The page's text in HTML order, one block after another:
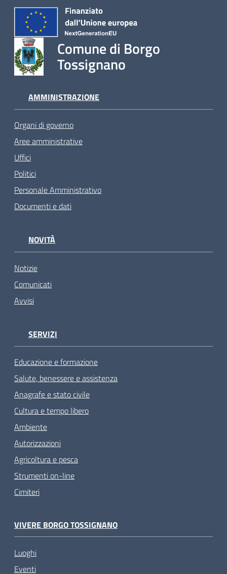
Comune di Borgo
Tossignano
AMMINISTRAZIONE
Organi di governo
Aree amministrative
Uffici
Politici
Personale Amministrativo
Documenti e dati
NOVITÀ
Notizie
Comunicati
Avvisi
SERVIZI
Educazione e formazione
Salute, benessere e assistenza
Anagrafe e stato civile
Cultura e tempo libero
Ambiente
Autorizzazioni
Agricoltura e pesca
Strumenti on-line
Cimiteri
VIVERE BORGO TOSSIGNANO
Luoghi
Eventi